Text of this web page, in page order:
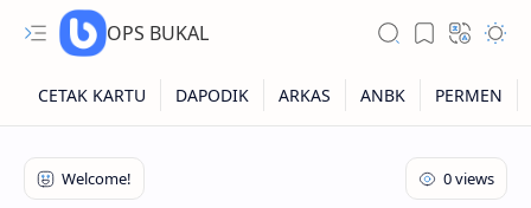
OPS BUKAL
Kartu NUPTK